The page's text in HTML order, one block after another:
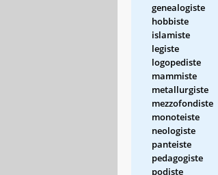
genealogiste
hobbiste
islamiste
legiste
logopediste
mammiste
metallurgiste
mezzofondiste
monoteiste
neologiste
panteiste
pedagogiste
podiste